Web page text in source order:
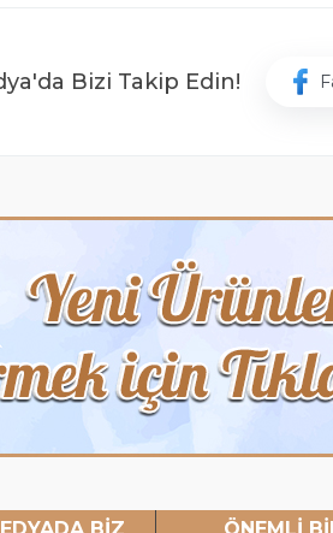
Bizi Takip Edin!